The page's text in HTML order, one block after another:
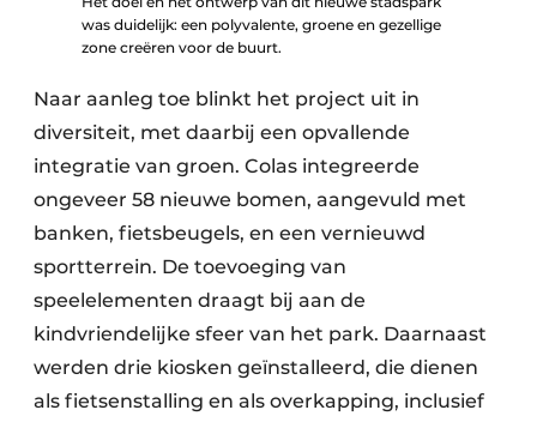
was duidelijk: een polyvalente, groene en gezellige
zone creëren voor de buurt.
Naar aanleg toe blinkt het project uit in
diversiteit, met daarbij een opvallende
integratie van groen. Colas integreerde
ongeveer 58 nieuwe bomen, aangevuld met
banken, fietsbeugels, en een vernieuwd
sportterrein. De toevoeging van
speelelementen draagt bij aan de
kindvriendelijke sfeer van het park. Daarnaast
werden drie kiosken geïnstalleerd, die dienen
als fietsenstalling en als overkapping, inclusief